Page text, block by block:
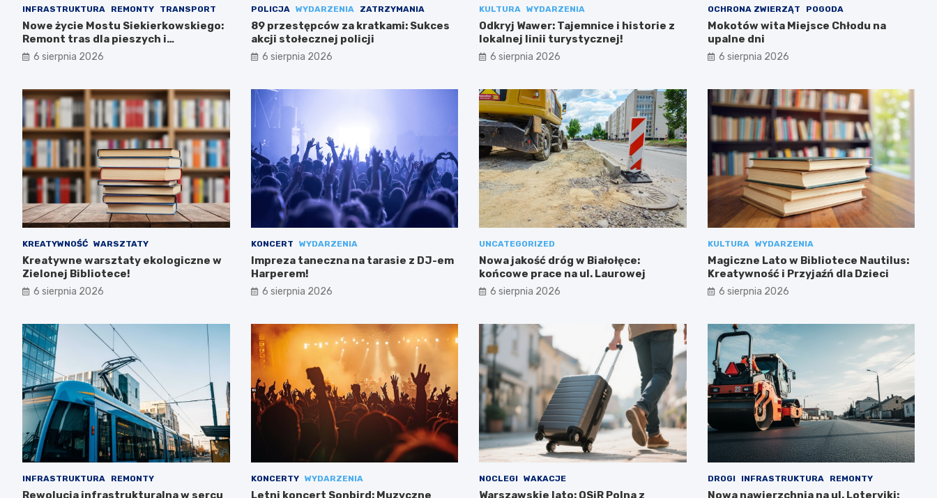
INFRASTRUKTURA REMONTY TRANSPORT
Nowe życie Mostu Siekierkowskiego:
Remont tras dla pieszych i
rowerzystów
6 sierpnia 2026
POLICJA WYDARZENIA ZATRZYMANIA
89 przestępców za kratkami: Sukces
akcji stołecznej policji
6 sierpnia 2026
KULTURA WYDARZENIA
Odkryj Wawer: Tajemnice i historie z
lokalnej linii turystycznej!
6 sierpnia 2026
OCHRONA ZWIERZĄT POGODA
Mokotów wita Miejsce Chłodu na
upalne dni
6 sierpnia 2026
KREATYWNOŚĆ WARSZTATY
Kreatywne warsztaty ekologiczne w
Zielonej Bibliotece!
6 sierpnia 2026
KONCERT WYDARZENIA
Impreza taneczna na tarasie z DJ-em
Harperem!
6 sierpnia 2026
UNCATEGORIZED
Nowa jakość dróg w Białołęce:
końcowe prace na ul. Laurowej
6 sierpnia 2026
KULTURA WYDARZENIA
Magiczne Lato w Bibliotece Nautilus:
Kreatywność i Przyjaźń dla Dzieci
6 sierpnia 2026
INFRASTRUKTURA REMONTY
Rewolucja infrastrukturalna w sercu
KONCERTY WYDARZENIA
Letni koncert Sonbird: Muzyczne
NOCLEGI WAKACJE
Warszawskie lato: OSiR Polna z
DROGI INFRASTRUKTURA REMONTY
Nowa nawierzchnia na ul. Loteryjki: